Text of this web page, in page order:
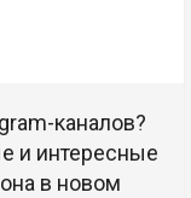
каналов?
и интересные
в новом